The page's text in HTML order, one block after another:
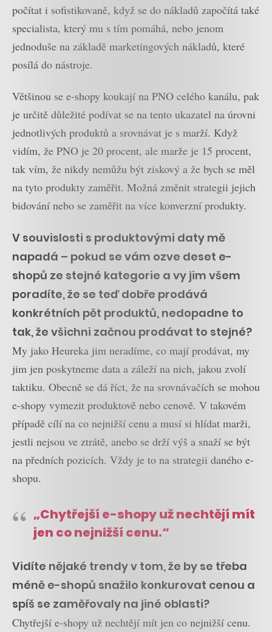
počítat i sofistikovaně, když se do nákladů započítá také
specialista, který mu s tím pomáhá, nebo jenom
jednoduše na základě marketingových nákladů, které
posílá do nástroje.
Většinou se e-shopy koukají na PNO celého kanálu, pak
je určitě důležité podívat se na tento ukazatel na úrovni
jednotlivých produktů a srovnávat je s marží. Když
vidím, že PNO je 20 procent, ale marže je 15 procent,
tak vím, že nikdy nemůžu být ziskový a že bych se měl
na tyto produkty zaměřit. Možná změnit strategii jejich
bidování nebo se zaměřit na více konverzní produkty.
V souvislosti s produktovými daty mě
napadá – pokud se vám ozve deset e-
shopů ze stejné kategorie a vy jim všem
poradíte, že se teď dobře prodává
konkrétních pět produktů, nedopadne to
tak, že všichni začnou prodávat to stejné?
My jako Heureka jim neradíme, co mají prodávat, my
jim jen poskytneme data a záleží na nich, jakou zvolí
taktiku. Obecně se dá říct, že na srovnávačích se mohou
e-shopy vymezit produktově nebo cenově. V takovém
případě cílí na co nejnižší cenu a musí si hlídat marži,
jestli nejsou ve ztrátě, anebo se drží výš a snaží se být
na předních pozicích. Vždy je to na strategii daného e-
shopu.
„Chytřejší e-shopy už nechtějí mít
jen co nejnižší cenu.“
Vidíte nějaké trendy v tom, že by se třeba
méně e-shopů snažilo konkurovat cenou a
spíš se zaměřovaly na jiné oblasti?
Chytřejší e-shopy už nechtějí mít jen co nejnižší cenu.